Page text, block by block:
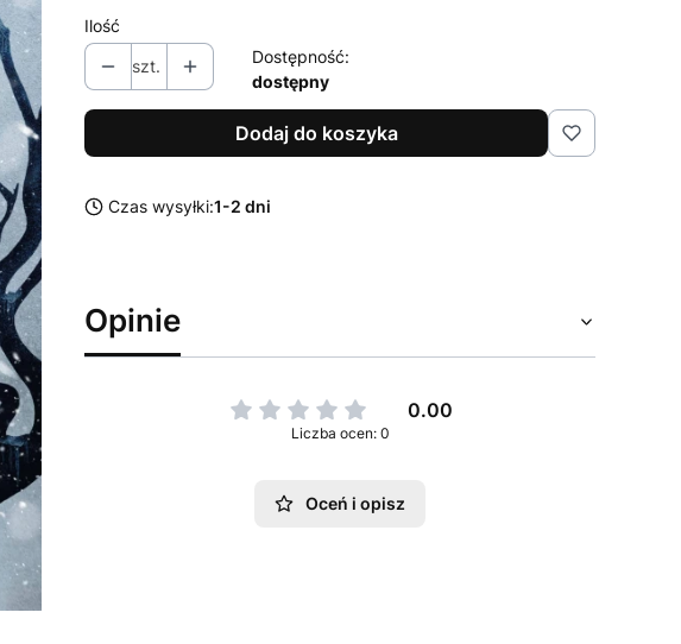
Ilość
szt.
Dostępność:
dostępny
Dodaj do koszyka
Czas wysyłki:1-2 dni
Opinie
0.00
Liczba ocen: 0
Oceń i opisz